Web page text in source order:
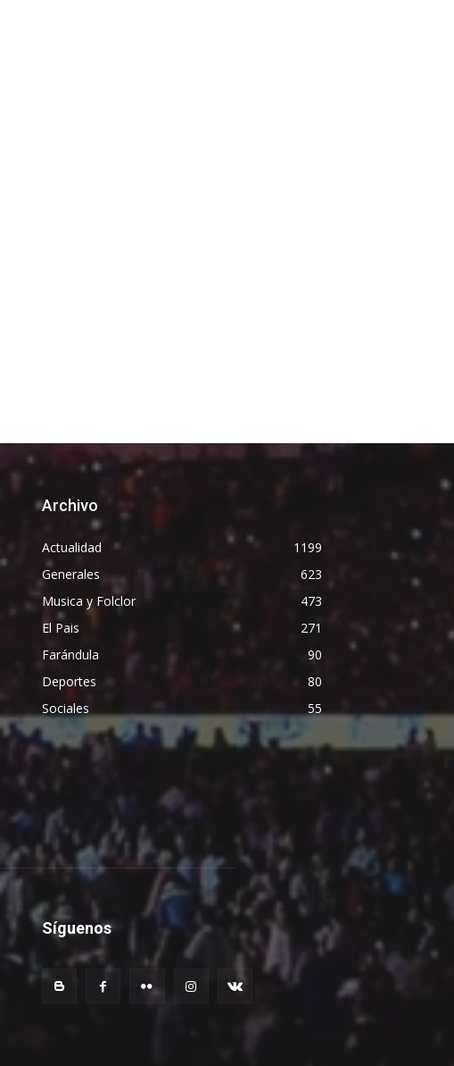
Archivo
Actualidad
1199
Generales
623
Musica y Folclor
473
El Pais
271
Farándula
90
Deportes
80
Sociales
55
Síguenos